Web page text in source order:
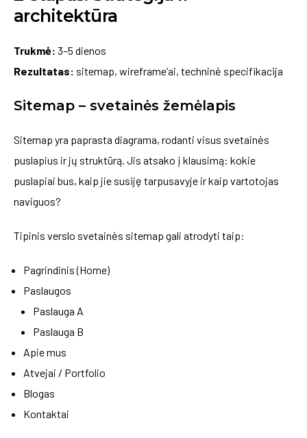
architektūra
Trukmė: 3–5 dienos
Rezultatas: sitemap, wireframe’ai, techninė specifikacija
Sitemap – svetainės žemėlapis
Sitemap yra paprasta diagrama, rodanti visus svetainės
puslapius ir jų struktūrą. Jis atsako į klausimą: kokie
puslapiai bus, kaip jie susiję tarpusavyje ir kaip vartotojas
naviguos?
Tipinis verslo svetainės sitemap gali atrodyti taip:
Pagrindinis (Home)
Paslaugos
Paslauga A
Paslauga B
Apie mus
Atvejai / Portfolio
Blogas
Kontaktai